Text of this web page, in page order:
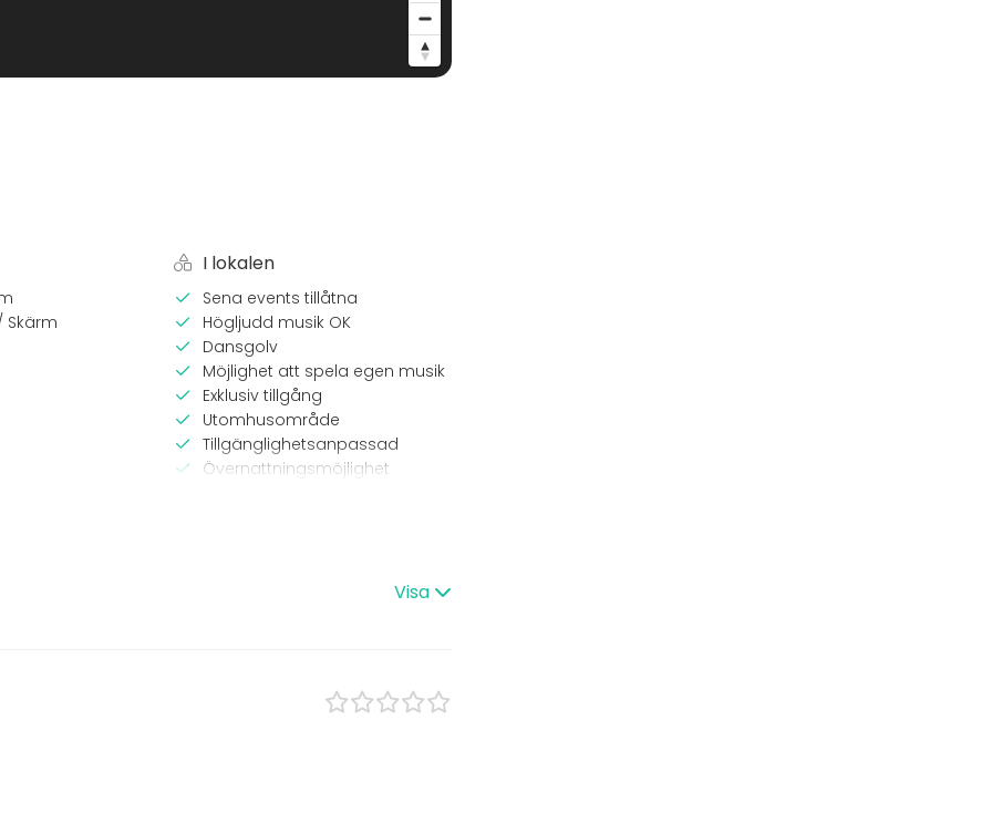
Skärm
I lokalen
Sena events tillåtna
Högljudd musik OK
Dansgolv
Möjlighet att spela egen musik
Exklusiv tillgång
Utomhusområde
Tillgänglighetsanpassad
Övernattningsmöjlighet
Visa